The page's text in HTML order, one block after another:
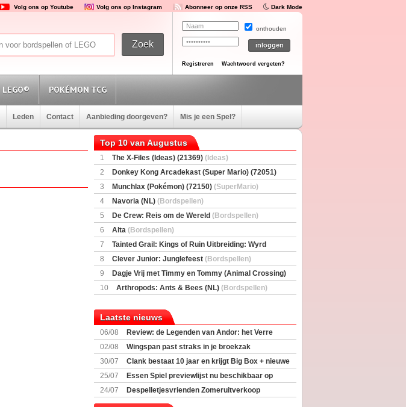
Volg ons op Youtube Volg ons op Instagram Abonneer op onze RSS Dark Mode
onthouden
Registreren Wachtwoord vergeten?
LEGO® POKÉMON TCG
Leden Contact Aanbieding doorgeven? Mis je een Spel?
Top 10 van Augustus
1 The X-Files (Ideas) (21369) (Ideas)
2
Donkey Kong Arcadekast (Super Mario) (72051)
(SuperMario)
3 Munchlax (Pokémon) (72150) (SuperMario)
4
Navoria (NL) (Bordspellen)
5
De Crew: Reis om de Wereld (Bordspellen)
6
Alta (Bordspellen)
7
Tainted Grail: Kings of Ruin Uitbreiding: Wyrd
Encounters(Bordspellen)
8 Clever Junior: Junglefeest (Bordspellen)
9
Dagje Vrij met Timmy en Tommy (Animal Crossing)
(77059)(Ideas)
10 Arthropods: Ants & Bees (NL) (Bordspellen)
Laatste nieuws
06/08
Review: de Legenden van Andor: het Verre
Land
02/08
Wingspan past straks in je broekzak
30/07
Clank bestaat 10 jaar en krijgt Big Box + nieuwe
uitbreiding
25/07
Essen Spiel previewlijst nu beschikbaar op
Boardgamegeek
24/07
Despelletjesvrienden Zomeruitverkoop